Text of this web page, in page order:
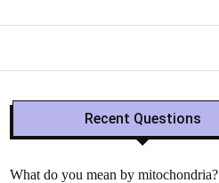
Recent Questions
What do you mean by mitochondria?​